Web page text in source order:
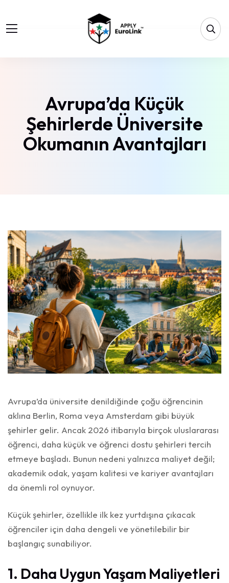
Avrupa’da Küçük
Şehirlerde Üniversite
Okumanın Avantajları
Avrupa’da üniversite denildiğinde çoğu öğrencinin
aklına Berlin, Roma veya Amsterdam gibi büyük
şehirler gelir. Ancak 2026 itibarıyla birçok uluslararası
öğrenci, daha küçük ve öğrenci dostu şehirleri tercih
etmeye başladı. Bunun nedeni yalnızca maliyet değil;
akademik odak, yaşam kalitesi ve kariyer avantajları
da önemli rol oynuyor.
Küçük şehirler, özellikle ilk kez yurtdışına çıkacak
öğrenciler için daha dengeli ve yönetilebilir bir
başlangıç sunabiliyor.
1. Daha Uygun Yaşam Maliyetleri